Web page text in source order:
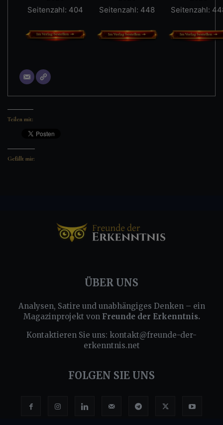
Seitenzahl: 404
Seitenzahl: 448
Seitenzahl:
Teilen mit:
Gefällt mir:
ÜBER UNS
Analysen, Satire und unabhängiges Denken – ein
Magazinprojekt von Freunde der Erkenntnis.
Kontaktieren Sie uns: kontakt@freunde-der-
erkenntnis.net
FOLGEN SIE UNS